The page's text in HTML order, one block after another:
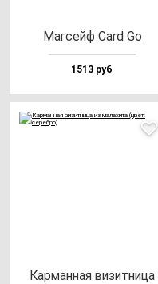
Маг­сейф Card Go
1513 руб
Кар­ман­ная ви­зит­ни­ца